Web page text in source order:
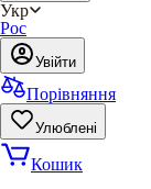
Укр
Рос
Увійти
Порівняння
Улюблені
Кошик